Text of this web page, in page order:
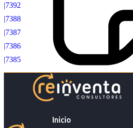
Inicio
|7392
|7388
|7387
|7386
|7385